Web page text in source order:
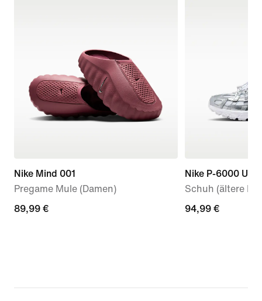
Nike Mind 001
Pregame Mule (Damen)
89,99 €
89,99 €
Nike P-6000
Schuh (ältere
94,99 €
94,99 €